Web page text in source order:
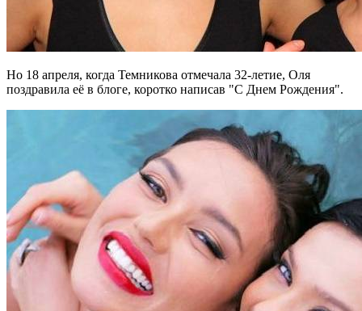
Но 18 апреля, когда Темникова отмечала 32-летие, Оля
поздравила её в блоге, коротко написав "С Днем Рождения".